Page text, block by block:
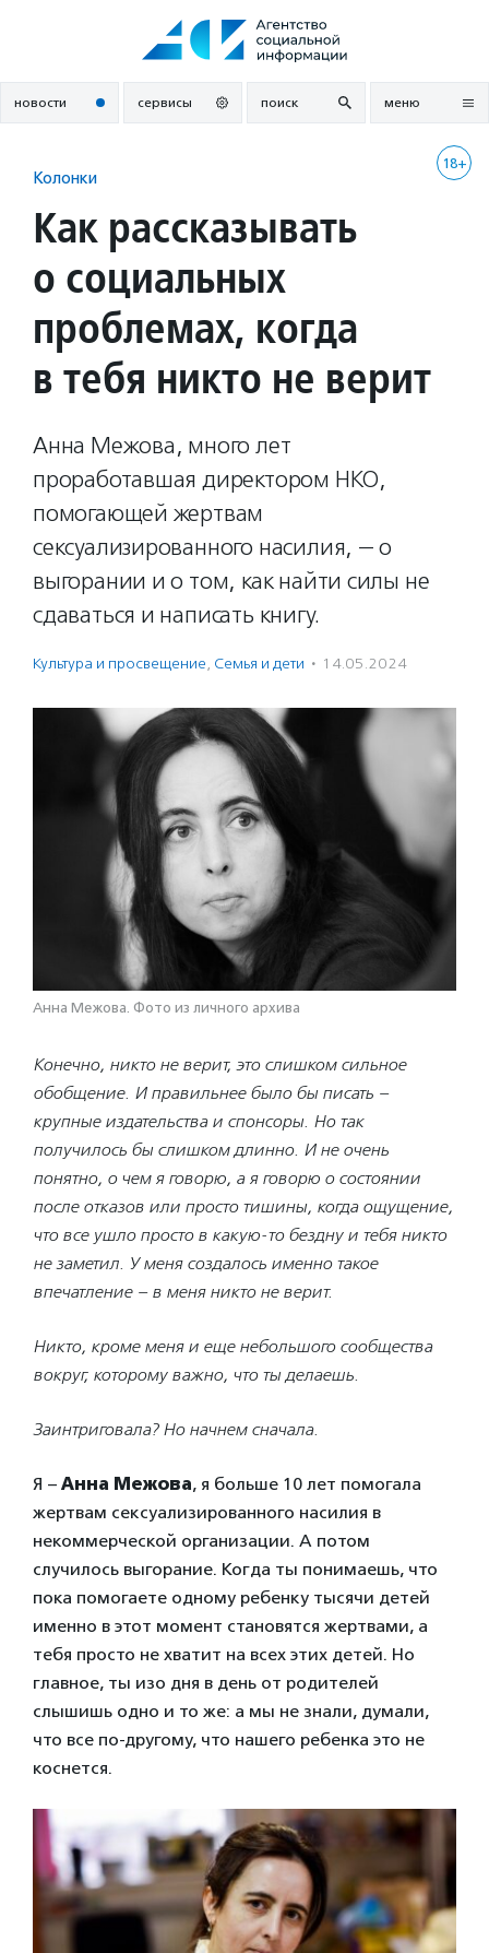
новости сервисы поиск меню
18+
Колонки
Как рассказывать
о социальных
проблемах, когда
в тебя никто не верит
Анна Межова, много лет
проработавшая директором НКО,
помогающей жертвам
сексуализированного насилия, — о
выгорании и о том, как найти силы не
сдаваться и написать книгу.
Культура и просвещение, Семья и дети · 14.05.2024
Анна Межова. Фото из личного архива
Конечно, никто не верит, это слишком сильное
обобщение. И правильнее было бы писать –
крупные издательства и спонсоры. Но так
получилось бы слишком длинно. И не очень
понятно, о чем я говорю, а я говорю о состоянии
после отказов или просто тишины, когда ощущение,
что все ушло просто в какую-то бездну и тебя никто
не заметил. У меня создалось именно такое
впечатление – в меня никто не верит.
Никто, кроме меня и еще небольшого сообщества
вокруг, которому важно, что ты делаешь.
Заинтриговала? Но начнем сначала.
Я – Анна Межова, я больше 10 лет помогала
жертвам сексуализированного насилия в
некоммерческой организации. А потом
случилось выгорание. Когда ты понимаешь, что
пока помогаете одному ребенку тысячи детей
именно в этот момент становятся жертвами, а
тебя просто не хватит на всех этих детей. Но
главное, ты изо дня в день от родителей
слышишь одно и то же: а мы не знали, думали,
что все по-другому, что нашего ребенка это не
коснется.